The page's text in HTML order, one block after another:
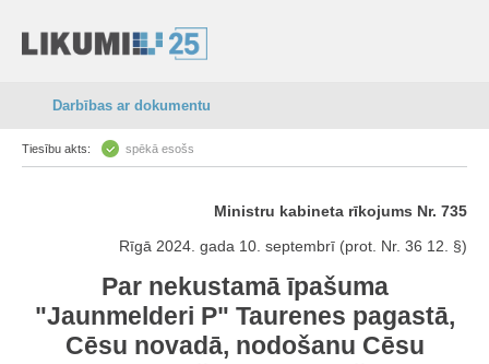
Darbības ar dokumentu
Tiesību akts: spēkā esošs
Ministru kabineta rīkojums Nr. 735
Rīgā 2024. gada 10. septembrī (prot. Nr. 36 12. §)
Par nekustamā īpašuma
"Jaunmelderi P" Taurenes pagastā,
Cēsu novadā, nodošanu Cēsu